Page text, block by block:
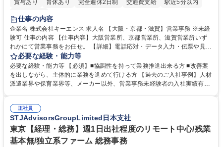
賞与あり
育休あり 完全週休2日制 交通費支給
駅近5分以内
土日祝休み
仕事の内容
企業名 株式会社キーエンス 求人名 【大阪・京都・滋賀】営業事務 ※未経
験可 仕事の内容 【仕事内容】大阪営業所、京都営業所、滋賀営業所いず
れかにて営業事務をお任せ。 【詳細】電話応対・データ入力・伝票や見積
の作成・カタログ送付・来客対応・営業所内で発生する事務業務や業務改
善をお任せ。 【教育制度】ご入社後、育成担当とペアになりながらOJTに
て業務を覚えていただくことが可能です。業務システムがきちんと構築さ
れているため、スムーズに仕事に慣れることができる環境です。また、
募集職種 【大阪・京都・滋賀】営業事務 ※未経験可
必要な経験・能力等
必要な経験・能力等 【必須】■協調性を持って業務推進出来る方 ■改善案
を出しながら、主体的に業務を進めて行ける方 【過去のご入社事例】人材
派遣業界や保育業界等、メーカー以外、営業事務未経験者の入社実績有
えて、お客様や社員の状況に合わせ、能動的なサポート、改善の動きも期
待され。組織を支えるスペシャリストとして、チームに貢献し、結果的に
社員から頼られる存在になることができます。平均19:30の退勤以降の業
務の持ち帰りも禁止されており、メリハリのある働き方となります。 学
正社員
STJAdvisorsGroupLimited日本支社
東京【経理・総務】週1日出社程度のリモート中心/残業
基本無/独立系ファーム 総務事務